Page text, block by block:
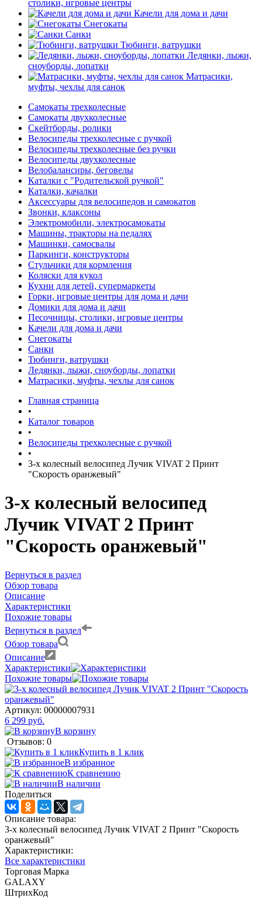
столики, игровые центры
Качели для дома и дачи
Снегокаты
Санки
Тюбинги, ватрушки
Ледянки, лыжи,
сноуборды, лопатки
Матрасики,
муфты, чехлы для санок
Самокаты трехколесные
Самокаты двухколесные
Скейтборды, ролики
Велосипеды трехколесные с ручкой
Велосипеды трехколесные без ручки
Велосипеды двухколесные
Велобалансиры, беговелы
Каталки с "Родительской ручкой"
Каталки, качалки
Аксессуары для велосипедов и самокатов
Звонки, клаксоны
Электромобили, электросамокаты
Машины, тракторы на педалях
Машинки, самосвалы
Паркинги, конструкторы
Стульчики для кормления
Коляски для кукол
Кухни для детей, супермаркеты
Горки, игровые центры для дома и дачи
Домики для дома и дачи
Песочницы, столики, игровые центры
Качели для дома и дачи
Снегокаты
Санки
Тюбинги, ватрушки
Ледянки, лыжи, сноуборды, лопатки
Матрасики, муфты, чехлы для санок
Главная страница
•
Каталог товаров
•
Велосипеды трехколесные с ручкой
•
3-х колесный велосипед Лучик VIVAT 2 Принт
"Скорость оранжевый"
3-х колесный велосипед
Лучик VIVAT 2 Принт
"Скорость оранжевый"
Вернуться в раздел
Обзор товара
Описание
Характеристики
Похожие товары
Вернуться в раздел
Обзор товара
Описание
Характеристики
Похожие товары
Артикул: 00000007931
6 299 руб.
В корзину
Отзывов: 0
Купить в 1 клик
В избранное
К сравнению
В наличии
Поделиться
Описание товара:
3-х колесный велосипед Лучик VIVAT 2 Принт "Скорость
оранжевый"
Характеристики:
Все характеристики
Торговая Марка
GALAXY
ШтрихКод